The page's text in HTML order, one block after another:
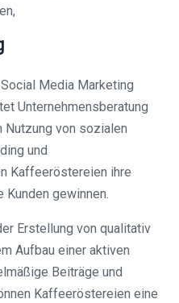
Media Marketing
Unternehmensberatung
von sozialen
und
Kaffeeröstereien ihre
Kunden gewinnen.
Erstellung von qualitativ
Aufbau einer aktiven
Beiträge und
Kaffeeröstereien eine